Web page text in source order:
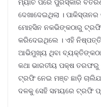
ଦେଖାଦେଇଥିଲା ।
ମୋହସିନ ନକଭିଙ୍କଠାରୁ
କରିଦେଇଥିଲେ । ଏହି ନିଷ୍ପତ୍ତି
ଆଭିମୁଖ୍ୟ ଥିବା
କଥା ଭାରତୀୟ ପକ୍ଷ ତରଫରୁ
ଟ୍ରଫି ନେଇ ମଞ୍ଚ ଛାଡ଼ି
ଦଳକୁ ସେହି ସମୟରେ ଟ୍ରଫି